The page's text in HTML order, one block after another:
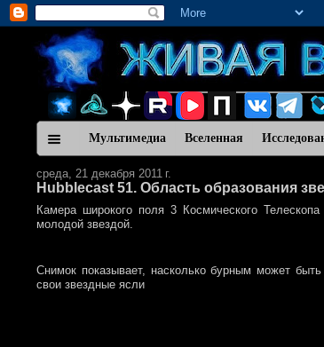
Мультимедиа Вселенная
среда, 21 декабря 2011 г.
Hubblecast 51. Область образования
Камера широкого поля 3 Космического
молодой звездой.
Снимок показывает, насколько бурным может
свои звездные ясли